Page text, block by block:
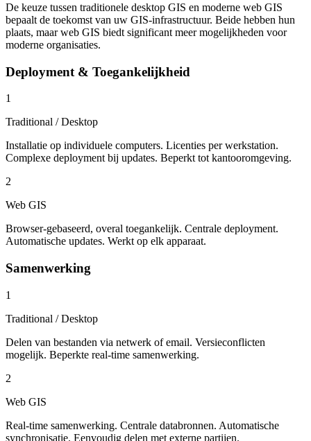
De keuze tussen traditionele desktop GIS en moderne web GIS
bepaalt de toekomst van uw GIS-infrastructuur. Beide hebben hun
plaats, maar web GIS biedt significant meer mogelijkheden voor
moderne organisaties.
Deployment & Toegankelijkheid
1
Traditional / Desktop
Installatie op individuele computers. Licenties per werkstation.
Complexe deployment bij updates. Beperkt tot kantooromgeving.
2
Web GIS
Browser-gebaseerd, overal toegankelijk. Centrale deployment.
Automatische updates. Werkt op elk apparaat.
Samenwerking
1
Traditional / Desktop
Delen van bestanden via netwerk of email. Versieconflicten
mogelijk. Beperkte real-time samenwerking.
2
Web GIS
Real-time samenwerking. Centrale databronnen. Automatische
synchronisatie. Eenvoudig delen met externe partijen.